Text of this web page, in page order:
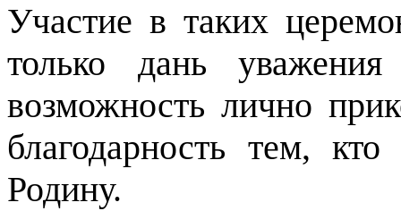
Участие в таких
только дань
возможность лично
благодарность тем,
Родину.